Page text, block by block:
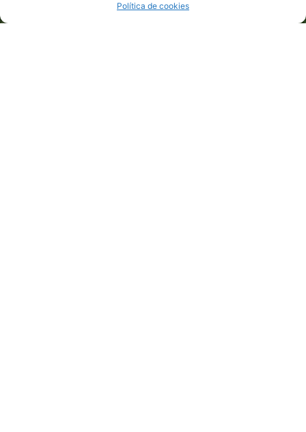
Política de cookies